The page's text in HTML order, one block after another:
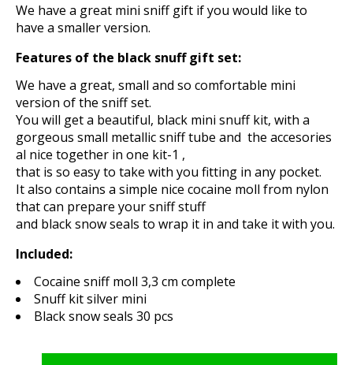
We have a great mini sniff gift if you would like to
have a smaller version.
Features of the black snuff gift set:
We have a great, small and so comfortable mini
version of the sniff set.
You will get a beautiful, black mini snuff kit, with a
gorgeous small metallic sniff tube and the accesories
al nice together in one kit-1 ,
that is so easy to take with you fitting in any pocket.
It also contains a simple nice cocaine moll from nylon
that can prepare your sniff stuff
and black snow seals to wrap it in and take it with you.
Included:
Cocaine sniff moll 3,3 cm complete
Snuff kit silver mini
Black snow seals 30 pcs